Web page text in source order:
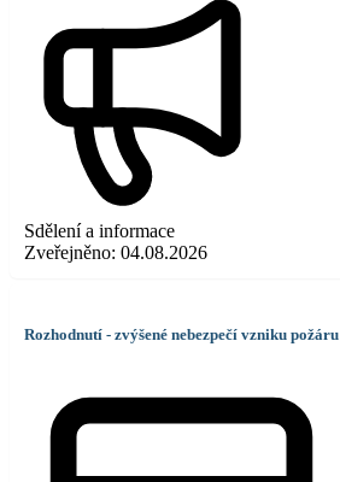
Sdělení a informace
Zveřejněno: 04.08.2026
Rozhodnutí - zvýšené nebezpečí vzniku požáru